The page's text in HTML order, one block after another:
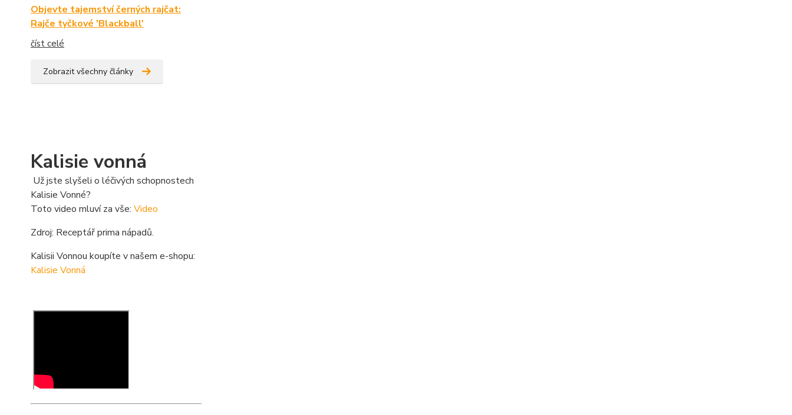
Objevte tajemství černých rajčat:
Rajče tyčkové 'Blackball'
číst celé
Zobrazit všechny články
Kalisie vonná
Už jste slyšeli o léčivých schopnostech
Kalisie Vonné?
Toto video mluví za vše: Video
Zdroj: Receptář prima nápadů.
Kalisii Vonnou koupíte v našem e-shopu:
Kalisie Vonná